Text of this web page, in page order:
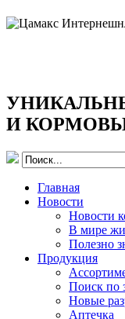
И
Главная
Новости
Новости
В мире
Полезно
Продукция
Поиск по
Новые
Аптечка